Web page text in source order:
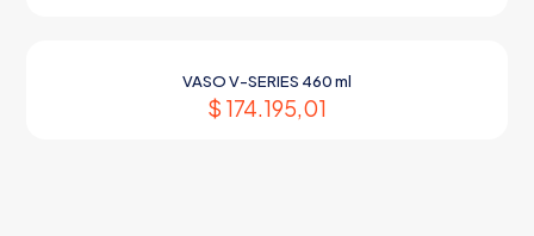
VASO V-SERIES 460 ml
$ 174.195,01